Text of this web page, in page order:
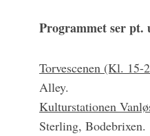
Programmet ser pt.
Torvescenen (Kl. 15-
Alley.
Kulturstationen
Sterling, Bodebrixen.